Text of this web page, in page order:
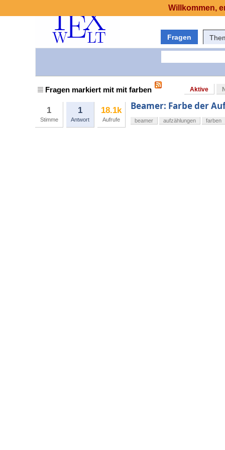
Fragen
Fragen markiert mit mit farben Aktive
1
Stimme
1
Antwort
18.1k
Aufrufe
Beamer: Farbe der
beamer aufzählungen farben
Willkommen,